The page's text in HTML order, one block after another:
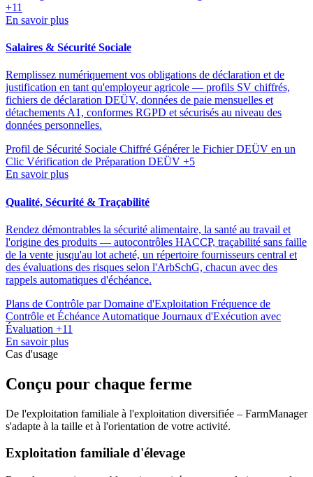
+11
En savoir plus
Salaires & Sécurité Sociale
Remplissez numériquement vos obligations de déclaration et de
justification en tant qu'employeur agricole — profils SV chiffrés,
fichiers de déclaration DEÜV, données de paie mensuelles et
détachements A1, conformes RGPD et sécurisés au niveau des
données personnelles.
Profil de Sécurité Sociale Chiffré Générer le Fichier DEÜV en un
Clic Vérification de Préparation DEÜV +5
En savoir plus
Qualité, Sécurité & Traçabilité
Rendez démontrables la sécurité alimentaire, la santé au travail et
l'origine des produits — autocontrôles HACCP, traçabilité sans faille
de la vente jusqu'au lot acheté, un répertoire fournisseurs central et
des évaluations des risques selon l'ArbSchG, chacun avec des
rappels automatiques d'échéance.
Plans de Contrôle par Domaine d'Exploitation Fréquence de
Contrôle et Échéance Automatique Journaux d'Exécution avec
Évaluation +11
En savoir plus
Cas d'usage
Conçu pour chaque ferme
De l'exploitation familiale à l'exploitation diversifiée – FarmManager
s'adapte à la taille et à l'orientation de votre activité.
Exploitation familiale d'élevage